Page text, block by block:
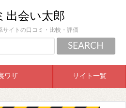
出会い太郎
サイトの口コミ・比較・評価
ワザ サイト一覧